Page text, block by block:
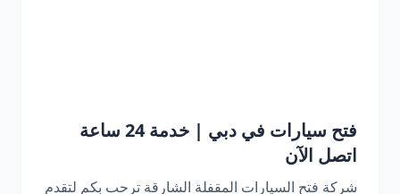
فتح سيارات في دبي | خدمة 24 ساعة
اتصل الآن
شركة فتح السيارات المقفلة الشارقة ترحب بكم لتقدم